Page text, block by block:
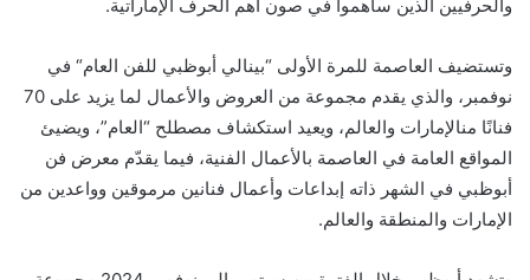
والحرفيين الذين ساهموا في صون أهم الحرف الإماراتية.
وتستضيف العاصمة للمرة الأولى “بينالي أبوظبي للفن العام“ في
نوفمبر ، والذي يقدم مجموعة من العروض والأعمال لما يزيد على 70
فنانًا منالإمارات والعالم، ويعيد استكشاف مصطلح “العام”، ويضيئ
المواقع العامة في العاصمة بالأعمال الفنية، فيما يقدّم معرض فن
أبوظبي في الشهر ذاته إبداعات وأعمال فنانين مرموقين وواعدين من
الإمارات والمنطقة والعالم.